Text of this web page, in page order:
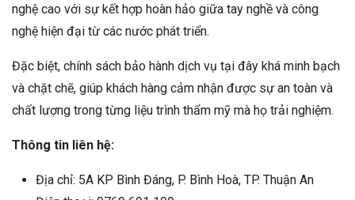
nghệ cao với sự kết hợp hoàn hảo giữa tay nghề và công
nghệ hiện đại từ các nước phát triển.
Đặc biệt, chính sách bảo hành dịch vụ tại đây khá minh bạch
và chặt chẽ, giúp khách hàng cảm nhận được sự an toàn và
chất lượng trong từng liệu trình thẩm mỹ mà họ trải nghiệm.
Thông tin liên hệ:
Địa chỉ: 5A KP Bình Đáng, P. Bình Hoà, TP. Thuận An